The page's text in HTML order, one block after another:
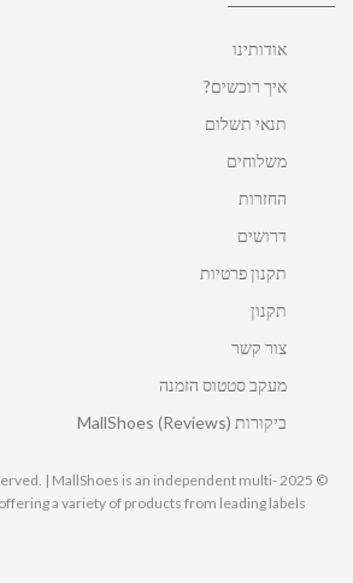
אודותינו
איך רוכשים?
תנאי תשלום
משלוחים
החזרות
דרושים
תקנון פרטיות
תקנון
צור קשר
מעקב סטטוס הזמנה
ביקורות MallShoes (Reviews)
reserved. | MallShoes is an independent multi-
a variety of products from leading labels.